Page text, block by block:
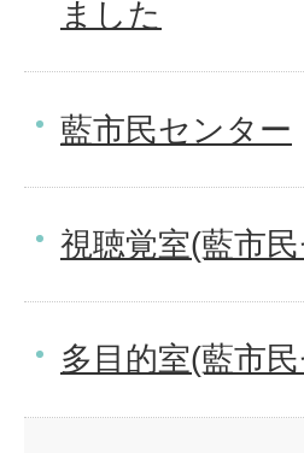
ました
藍市民センター
視聴覚室(藍市
多目的室(藍市